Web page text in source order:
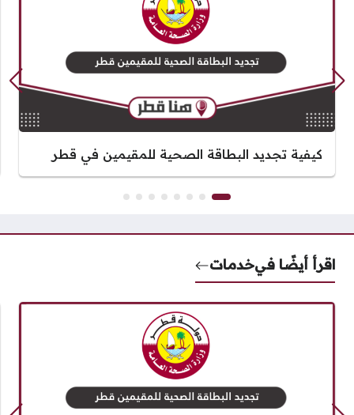
كيفية تجديد البطاقة الصحية للمقيمين في قطر
اقرأ أيضًا فيخدمات